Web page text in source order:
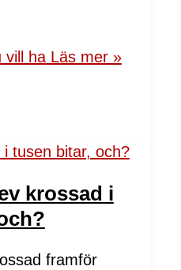
vill haLäs mer »
krossad i
framför